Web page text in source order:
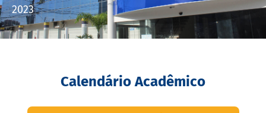
2023
Calendário Acadêmico